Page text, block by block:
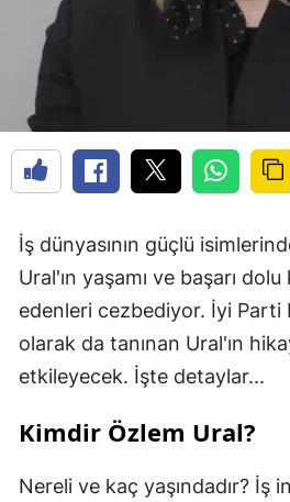
İş dünyasının güçlü
Ural'ın yaşamı ve başarı
edenleri cezbediyor. İyi Parti
olarak da tanınan Ural'ın
etkileyecek. İşte detaylar...
Kimdir Özlem Ural?
Nereli ve kaç yaşındadır? İş